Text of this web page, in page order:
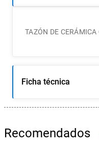
TAZÓN DE
Ficha técnica
Recomendados